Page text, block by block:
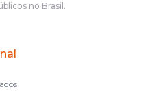
no Brasil.